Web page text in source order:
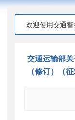
交通运输部
（修订）（